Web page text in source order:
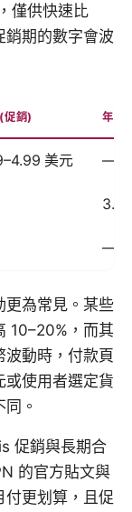
僅供快速比
銷期的數字會波
促銷) 年付
美元 —
—
更為常見。某些
10–20%，而其
波動時，付款頁
或使用者選定貨
。
促銷與長期合
的官方貼文與
付更划算，且促